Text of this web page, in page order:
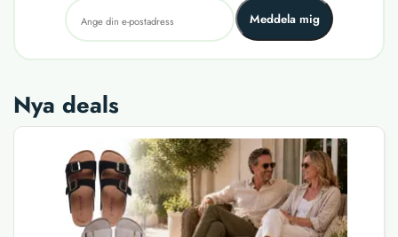
Meddela mig
Nya deals